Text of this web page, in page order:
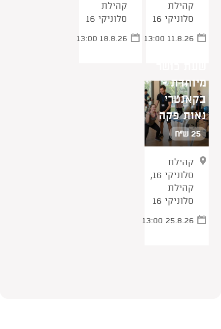
קהילת
סלוניקי 16
13:00 11.8.26
קהילת
סלוניקי 16
13:00 18.8.26
מיוחדת -
בקאנטרי
נאות פקה
25 ש"ח
קהילת
סלוניקי 16,
קהילת
סלוניקי 16
13:00 25.8.26